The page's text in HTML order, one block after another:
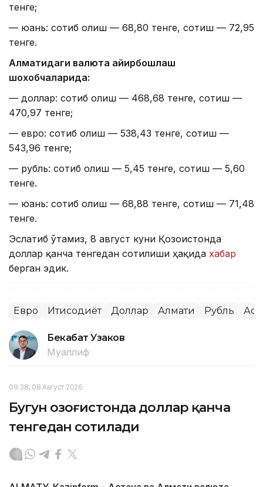
тенге;
— юань: сотиб олиш — 68,80 тенге, сотиш — 72,95
тенге.
Алматидаги валюта айирбошлаш
шохобчаларида:
— доллар: сотиб олиш — 468,68 тенге, сотиш —
470,97 тенге;
— евро: сотиб олиш — 538,43 тенге, сотиш —
543,96 тенге;
— рубль: сотиб олиш — 5,45 тенге, сотиш — 5,60
тенге.
— юань: сотиб олиш — 68,88 тенге, сотиш — 71,48
тенге.
Эслатиб ўтамиз, 8 август куни Қозоғистонда
доллар қанча тенгедан сотилиши ҳақида хабар
берган эдик.
Евро Иқтисодиёт Доллар Алмати Рубль
Бекабат Узаков
Муаллиф
09:38, 08 Август 2026
Бугун Қозоғистонда доллар қанча
тенгедан сотилади